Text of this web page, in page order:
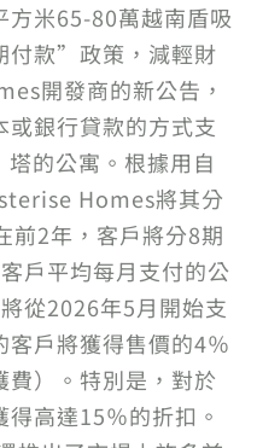
方米65-80萬越南盾吸
付款”政策，減輕財
開發商的新公告，
銀行貸款的方式支
的公寓。根據用自
Homes將其分
前2年，客戶將分8期
戶平均每月支付的公
從2026年5月開始支
戶將獲得售價的4％
）。特別是，對於
高達15％的折扣。